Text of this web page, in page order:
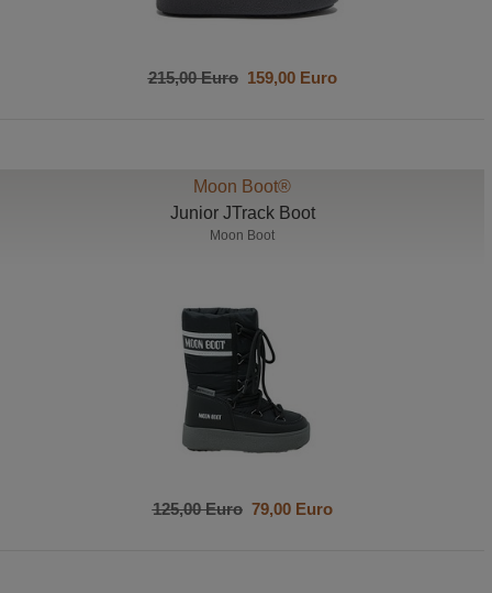
215,00 Euro159,00 Euro
Moon Boot®
Junior JTrack Boot
Moon Boot
125,00 Euro79,00 Euro